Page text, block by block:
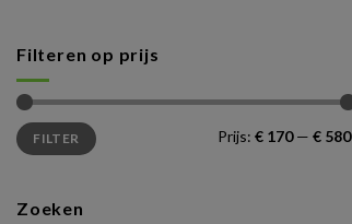
Filteren op prijs
Min.
prijs
Max.
prijsFILTER Prijs: € 170— € 580
Zoeken